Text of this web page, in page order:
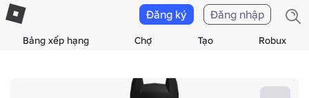
Bảng xếp hạng Chợ Tạo Robux
Đăng ký Đăng nhập